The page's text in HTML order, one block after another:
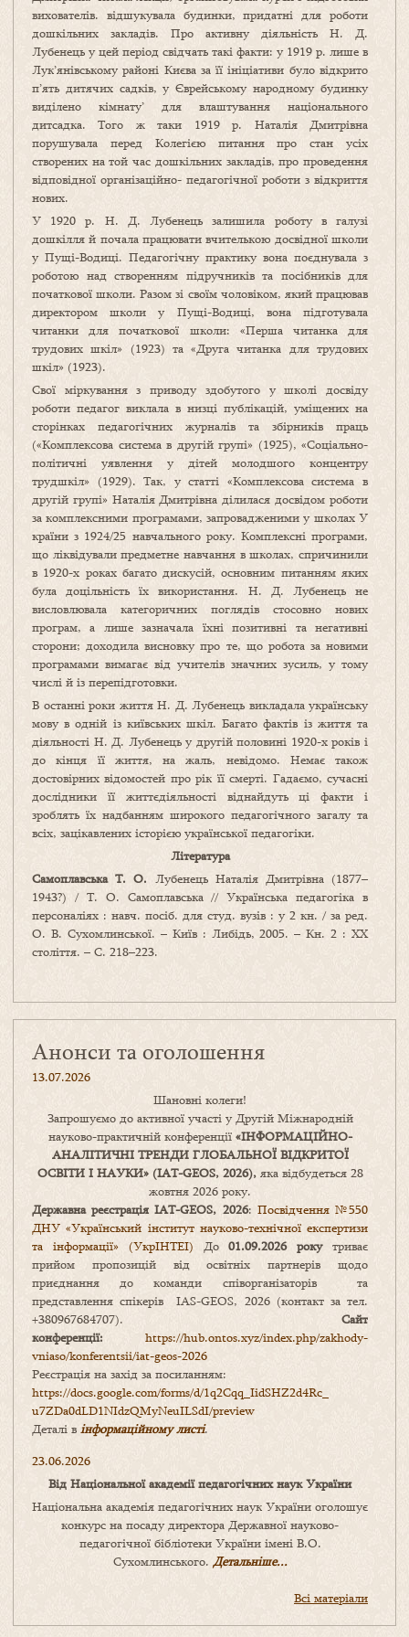
вихователів. відшукувала будинки, придатні для роботи
дошкільних закладів. Про активну діяльність Н. Д.
Лубенець у цей період свідчать такі факти: у 1919 р. лише в
Лук’янівському районі Києва за її ініціативи було відкрито
п’ять дитячих садків, у Єврейському народному будинку
виділено кімнату’ для влаштування національного
дитсадка. Того ж таки 1919 р. Наталія Дмитрівна
порушувала перед Колегією питання про стан усіх
створених на той час дошкільних закладів, про проведення
відповідної організаційно- педагогічної роботи з відкриття
нових.
У 1920 р. Н. Д. Лубенець залишила роботу в галузі
дошкілля й почала працювати вчителькою досвідної школи
у Пущі-Водиці. Педагогічну практику вона поєднувала з
роботою над створенням підручників та посібників для
початкової школи. Разом зі своїм чоловіком, який працював
директором школи у Пущі-Водиці, вона підготувала
читанки для початкової школи: «Перша читанка для
трудових шкіл» (1923) та «Друга читанка для трудових
шкіл» (1923).
Свої міркування з приводу здобутого у школі досвіду
роботи педагог виклала в низці публікацій, уміщених на
сторінках педагогічних журналів та збірників праць
(«Комплексова система в другій групі» (1925), «Соціально-
політичні уявлення у дітей молодшого концентру
трудшкіл» (1929). Так, у статті «Комплексова система в
другій групі» Наталія Дмитрівна ділилася досвідом роботи
за комплексними програмами, запровадженими у школах У
країни з 1924/25 навчального року. Комплексні програми,
що ліквідували предметне навчання в школах, спричинили
в 1920-х роках багато дискусій, основним питанням яких
була доцільність їх використання. Н. Д. Лубенець не
висловлювала категоричних поглядів стосовно нових
програм, а лише зазначала їхні позитивні та негативні
сторони; доходила висновку про те, що робота за новими
програмами вимагає від учителів значних зусиль, у тому
числі й із перепідготовки.
В останні роки життя Н. Д. Лубенець викладала українську
мову в одній із київських шкіл. Багато фактів із життя та
діяльності Н. Д. Лубенець у другій половині 1920-х років і
до кінця її життя, на жаль, невідомо. Немає також
достовірних відомостей про рік її смерті. Гадаємо, сучасні
дослідники її життєдіяльності віднайдуть ці факти і
зроблять їх надбанням широкого педагогічного загалу та
всіх, зацікавлених історією української педагогіки.
Література
Самоплавська Т. О. Лубенець Наталія Дмитрівна (1877–
1943?) / Т. О. Самоплавська // Українська педагогіка в
персоналіях : навч. посіб. для студ. вузів : у 2 кн. / за ред.
О. В. Сухомлинської. – Київ : Либідь, 2005. – Кн. 2 : ХХ
століття. – С. 218–223.
Анонси та оголошення
13.07.2026
Шановні колеги!
Запрошуємо до активної участі у Другій Міжнародній
науково-практичній конференції «ІНФОРМАЦІЙНО-
АНАЛІТИЧНІ ТРЕНДИ ГЛОБАЛЬНОЇ ВІДКРИТОЇ
ОСВІТИ І НАУКИ» (IAT-GEOS, 2026),яка відбудеться 28
жовтня 2026 року.
Державна реєстрація IAT-GEOS, 2026: Посвідчення №550
ДНУ «Український інститут науково-технічної експертизи
та інформації» (УкрІНТЕІ) До01.09.2026 рокутриває
прийом пропозицій від освітніх партнерів щодо
приєднання до команди співорганізаторів та
представлення спікерів IAS-GEOS, 2026 (контакт за тел.
+380967684707). Сайт
конференції: https://hub.ontos.xyz/index.php/zakhody-
vniaso/konferentsii/iat-geos-2026
Реєстрація на захід за посиланням:
https://docs.google.com/forms/d/1q2Cqq_IidSHZ2d4Rc_
u7ZDa0dLD1NIdzQMyNeuILSdI/preview
Деталі в інформаційному листі.
23.06.2026
Від Національної академії педагогічних наук України
Національна академія педагогічних наук України оголошує
конкурс на посаду директора Державної науково-
педагогічної бібліотеки України імені В.О.
Сухомлинського. Детальніше...
Всі матеріали